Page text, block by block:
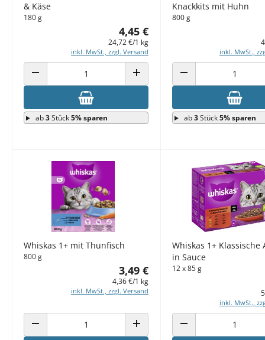
& Käse
180 g
4,45 €
24,72 €/1 kg
inkl. MwSt., zzgl. Versand
ANZAHL VERRINGERN ANZAHL ERHÖHEN
ab3Stück5% sparen
Knackkits mit Huhn
800 g
inkl. MwSt.,
ANZAHL VERRINGERN
ab3Stück5% sparen
Whiskas 1+ mit Thunfisch
800 g
3,49 €
4,36 €/1 kg
inkl. MwSt., zzgl. Versand
ANZAHL VERRINGERN ANZAHL ERHÖHEN
Whiskas 1+ Klassische
in Sauce
12 x 85 g
inkl. MwSt.,
ANZAHL VERRINGERN